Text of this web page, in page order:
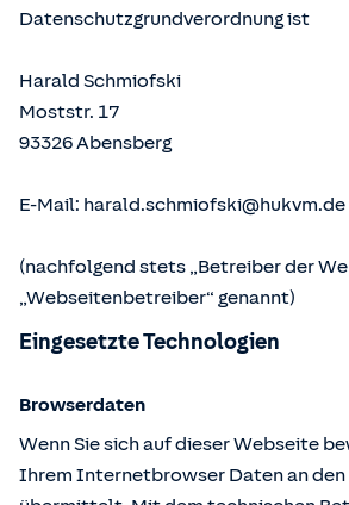
Datenschutzgrundverordnung ist
Harald Schmiofski
Moststr. 17
93326Abensberg
E-Mail: harald.schmiofski@hukvm.de
(nachfolgend stets „Betreiber der
„Webseitenbetreiber“ genannt)
Eingesetzte Technologien
Browserdaten
Wenn Sie sich auf dieser Webseite
Ihrem Internetbrowser Daten an den